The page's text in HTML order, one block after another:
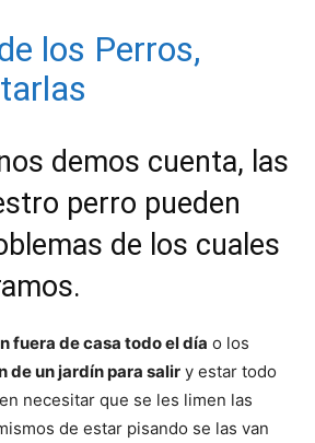
Perros
Razas
de
Perros
los Perros,
demos cuenta, las
perro pueden
de los cuales
fuera de casa todo el día o los
de un jardín para salir y estar todo
necesitar que se les limen las
de estar pisando se las van